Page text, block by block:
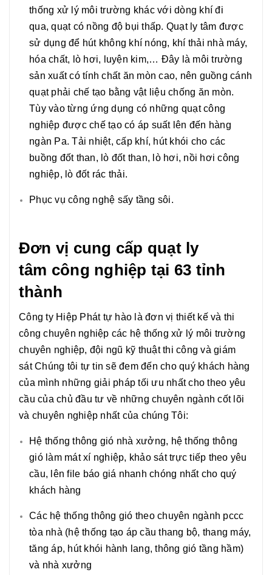
thống xử lý môi trường khác với dòng khí đi
qua, quạt có nồng độ bụi thấp. Quạt ly tâm được
sử dụng để hút không khí nóng, khí thải nhà máy,
hóa chất, lò hơi, luyện kim,… Đây là môi trường
sản xuất có tính chất ăn mòn cao, nên guồng cánh
quạt phải chế tạo bằng vật liệu chống ăn mòn.
Tùy vào từng ứng dụng có những quạt công
nghiệp được chế tạo có áp suất lên đến hàng
ngàn Pa. Tải nhiệt, cấp khí, hút khói cho các
buồng đốt than, lò đốt than, lò hơi, nồi hơi công
nghiệp, lò đốt rác thải.
Phục vụ công nghệ sấy tầng sôi.
Đơn vị cung cấp quạt ly
tâm công nghiệp tại 63 tỉnh
thành
Công ty Hiệp Phát tự hào là đơn vị thiết kế và thi
công chuyên nghiệp các hệ thống xử lý môi trường
chuyên nghiệp, đội ngũ kỹ thuật thi công và giám
sát Chúng tôi tự tin sẽ đem đến cho quý khách hàng
của mình những giải pháp tối ưu nhất cho theo yêu
cầu của chủ đầu tư về những chuyên ngành cốt lõi
và chuyên nghiệp nhất của chúng Tôi:
Hệ thống thông gió nhà xưởng, hệ thống thông
gió làm mát xí nghiệp, khảo sát trực tiếp theo yêu
cầu, lên file báo giá nhanh chóng nhất cho quý
khách hàng
Các hệ thống thông gió theo chuyên ngành pccc
tòa nhà (hệ thống tạo áp cầu thang bộ, thang máy,
tăng áp, hút khói hành lang, thông gió tầng hầm)
và nhà xưởng